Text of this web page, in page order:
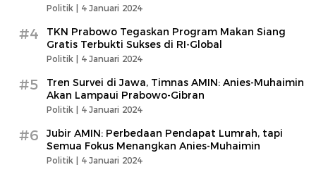
Politik | 4 Januari 2024
#4
TKN Prabowo Tegaskan Program Makan Siang
Gratis Terbukti Sukses di RI-Global
Politik | 4 Januari 2024
#5
Tren Survei di Jawa, Timnas AMIN: Anies-Muhaimin
Akan Lampaui Prabowo-Gibran
Politik | 4 Januari 2024
#6
Jubir AMIN: Perbedaan Pendapat Lumrah, tapi
Semua Fokus Menangkan Anies-Muhaimin
Politik | 4 Januari 2024